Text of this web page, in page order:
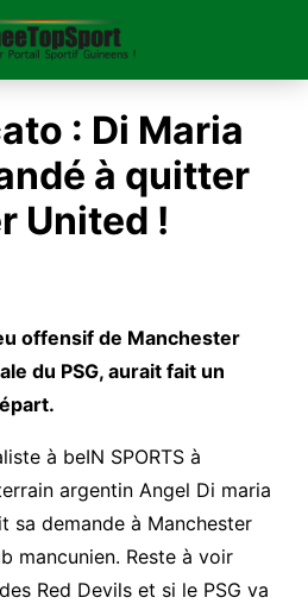
: Di Maria
à quitter
United !
offensif de Manchester
du PSG, aurait fait un
à beIN SPORTS à
argentin Angel Di maria
sa demande à Manchester
mancunien. Reste à voir
Red Devils et si le PSG va